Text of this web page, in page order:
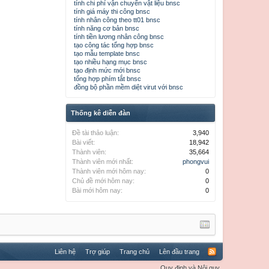
tính chi phí vận chuyển vật liệu bnsc
tính giá máy thi công bnsc
tính nhân công theo tt01 bnsc
tính năng cơ bản bnsc
tính tiền lương nhân công bnsc
tạo công tác tổng hợp bnsc
tạo mẫu template bnsc
tạo nhiều hạng mục bnsc
tạo định mức mới bnsc
tổng hợp phím tắt bnsc
đồng bộ phần mềm diệt virut với bnsc
Thống kê diễn đàn
Đề tài thảo luận:
3,940
Bài viết:
18,942
Thành viên:
35,664
Thành viên mới nhất:
phongvui
Thành viên mới hôm nay:
0
Chủ đề mới hôm nay:
0
Bài mới hôm nay:
0
Liên hệ Trợ giúp Trang chủ Lên đầu trang